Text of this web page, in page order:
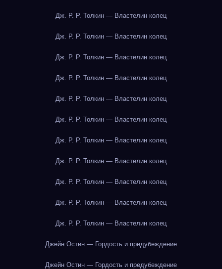
Дж. Р. Р. Толкин — Властелин колец
Дж. Р. Р. Толкин — Властелин колец
Дж. Р. Р. Толкин — Властелин колец
Дж. Р. Р. Толкин — Властелин колец
Дж. Р. Р. Толкин — Властелин колец
Дж. Р. Р. Толкин — Властелин колец
Дж. Р. Р. Толкин — Властелин колец
Дж. Р. Р. Толкин — Властелин колец
Дж. Р. Р. Толкин — Властелин колец
Дж. Р. Р. Толкин — Властелин колец
Дж. Р. Р. Толкин — Властелин колец
Джейн Остин — Гордость и предубеждение
Джейн Остин — Гордость и предубеждение